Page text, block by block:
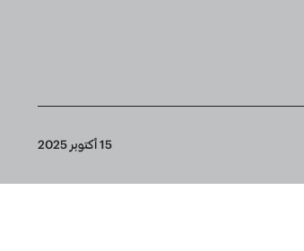
15 أكتوبر 2025